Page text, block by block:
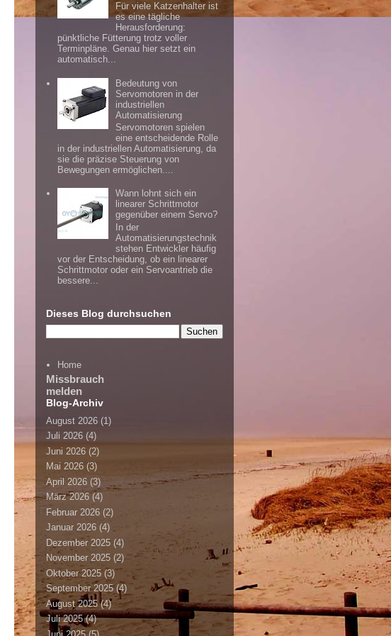
Für viele Katzenhalter ist
es eine tägliche
Herausforderung:
pünktliche Fütterung trotz voller
Terminpläne. Genau hier setzt ein
automatisch...
Bedeutung von
Servomotoren in der
industriellen
Automatisierung
Servomotoren spielen
eine entscheidende Rolle
in der industriellen Automatisierung, da
sie die präzise Steuerung von
Bewegungen ermöglichen....
Wann lohnt sich ein
linearer Schrittmotor
gegenüber einem Servo?
In der
Automatisierungstechnik
stehen Entwickler häufig
vor der Entscheidung, ob ein linearer
Schrittmotor oder ein Servoantrieb die
bessere...
Dieses Blog durchsuchen
Home
Missbrauch
melden
Blog-Archiv
August 2026 (1)
Juli 2026 (4)
Juni 2026 (2)
Mai 2026 (3)
April 2026 (3)
März 2026(4)
Februar 2026 (2)
Januar 2026 (4)
Dezember 2025 (4)
November 2025 (2)
Oktober 2025 (3)
September 2025(4)
August 2025(4)
Juli 2025(4)